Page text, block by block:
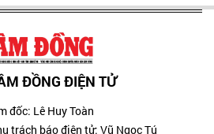
ĐỒNG ĐIỆN TỬ
đốc: Lê Huy Toàn
trách báo điện tử: Vũ Ngọc Tú